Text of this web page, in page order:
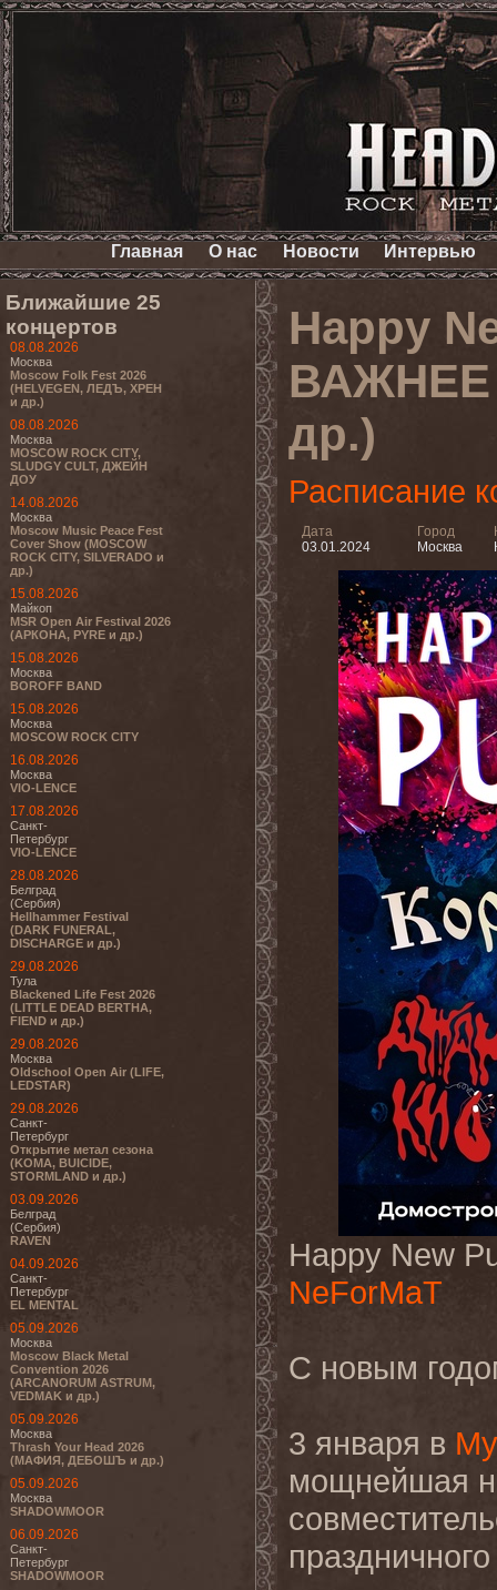
Главная О нас Новости Интервью
Ближайшие 25
концертов
08.08.2026
Москва
Moscow Folk Fest 2026
(HELVEGEN, ЛЕДЪ, ХРЕН
и др.)
08.08.2026
Москва
MOSCOW ROCK CITY,
SLUDGY CULT, ДЖЕЙН
ДОУ
14.08.2026
Москва
Moscow Music Peace Fest
Cover Show (MOSCOW
ROCK CITY, SILVERADO и
др.)
15.08.2026
Майкоп
MSR Open Air Festival 2026
(АРКОНА, PYRE и др.)
15.08.2026
Москва
BOROFF BAND
15.08.2026
Москва
MOSCOW ROCK CITY
16.08.2026
Москва
VIO-LENCE
17.08.2026
Санкт-
Петербург
VIO-LENCE
28.08.2026
Белград
(Сербия)
Hellhammer Festival
(DARK FUNERAL,
DISCHARGE и др.)
29.08.2026
Тула
Blackened Life Fest 2026
(LITTLE DEAD BERTHA,
FIEND и др.)
29.08.2026
Москва
Oldschool Open Air (LIFE,
LEDSTAR)
29.08.2026
Санкт-
Петербург
Открытие метал сезона
(KOMA, BUICIDE,
STORMLAND и др.)
03.09.2026
Белград
(Сербия)
RAVEN
04.09.2026
Санкт-
Петербург
EL MENTAL
05.09.2026
Москва
Moscow Black Metal
Convention 2026
(ARCANORUM ASTRUM,
VEDMAK и др.)
05.09.2026
Москва
Thrash Your Head 2026
(МАФИЯ, ДЕБОШЪ и др.)
05.09.2026
Москва
SHADOWMOOR
06.09.2026
Санкт-
Петербург
SHADOWMOOR
Happy
др.)
Расписание
Дата
03.01.2024
Город
Москва
Happy New
NeForMaT
С новым
3 января в
мощнейшая